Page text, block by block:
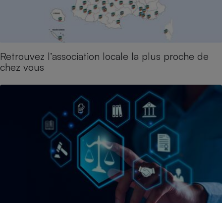
Retrouvez l’association locale la plus proche de
chez vous
Plaque de cuisson à
induction
Téléviseur
Téléphone mobile -
Smartphone
Radiateur électrique
Climatiseur -
Ventilateur
Antimoustique